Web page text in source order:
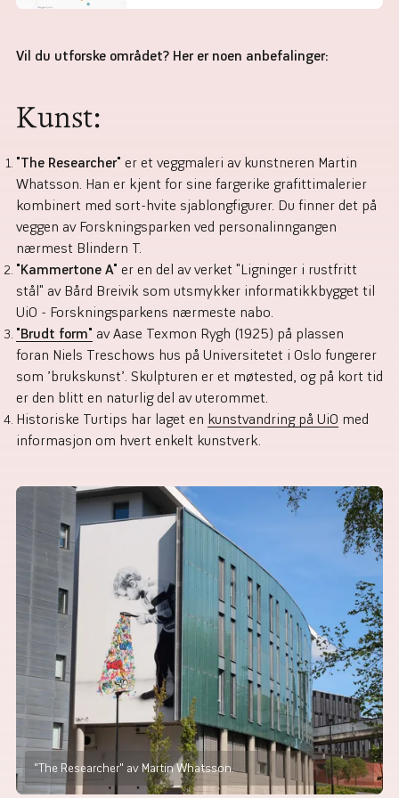
Vil du utforske området? Her er noen anbefalinger:
Kunst:
"The Researcher" er et veggmaleri av kunstneren Martin
Whatsson . Han er kjent for sine fargerike grafittimalerier
kombinert med sort-hvite sjablongfigurer. Du finner det på
veggen av Forskningsparken ved personalinngangen
nærmest Blindern T.
"Kammertone A" er en del av verket "Ligninger i rustfritt
stål" av Bård Breivik som utsmykker informatikkbygget til
UiO - Forskningsparkens nærmeste nabo.
"Brudt form" av Aase Texmon Rygh (1925) på plassen
foran Niels Treschows hus på Universitetet i Oslo fungerer
som ’brukskunst’. Skulpturen er et møtested, og på kort tid
er den blitt en naturlig del av uterommet.
Historiske Turtips har laget en kunstvandring på UiO med
informasjon om hvert enkelt kunstverk.
"The Researcher" av Martin Whatsson.